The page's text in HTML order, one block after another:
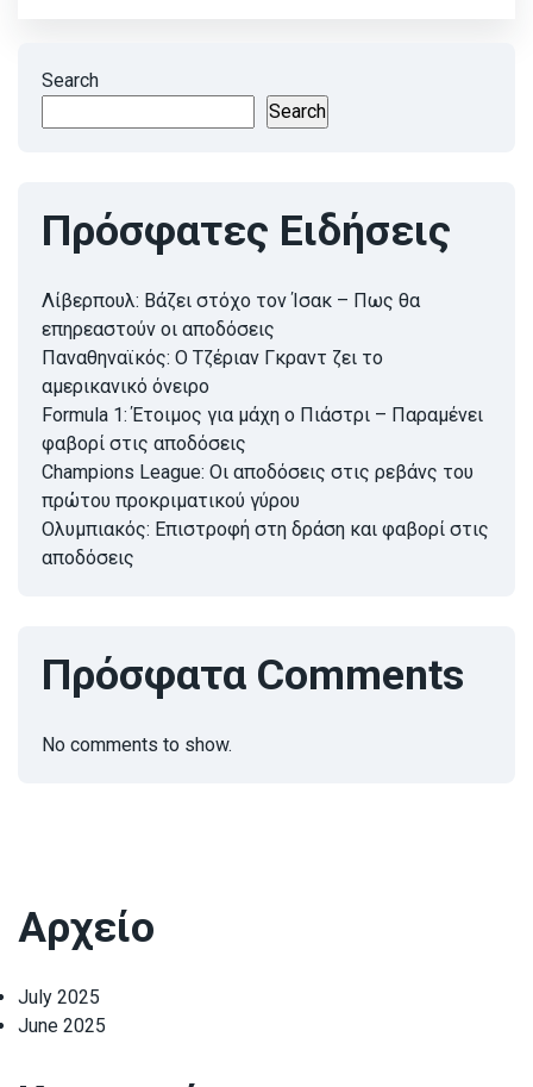
Search
Search
Πρόσφατες Ειδήσεις
Λίβερπουλ: Βάζει στόχο τον Ίσακ – Πως θα
επηρεαστούν οι αποδόσεις
Παναθηναϊκός: Ο Τζέριαν Γκραντ ζει το
αμερικανικό όνειρο
Formula 1: Έτοιμος για μάχη ο Πιάστρι – Παραμένει
φαβορί στις αποδόσεις
Champions League: Οι αποδόσεις στις ρεβάνς του
πρώτου προκριματικού γύρου
Ολυμπιακός: Επιστροφή στη δράση και φαβορί στις
αποδόσεις
Πρόσφατα Comments
No comments to show.
Αρχείο
July 2025
June 2025